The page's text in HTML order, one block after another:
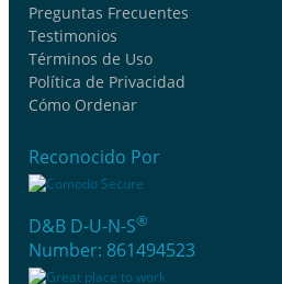
Preguntas Frecuentes
Testimonios
Términos de Uso
Política de Privacidad
Cómo Ordenar
Reconocido Por
D&B D-U-N-S®
Number: 861494523